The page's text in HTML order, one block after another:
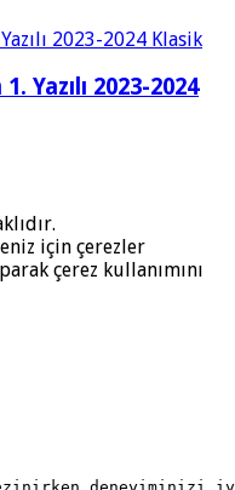
Yazılı 2023-2024
için çerezler
çerez kullanımını